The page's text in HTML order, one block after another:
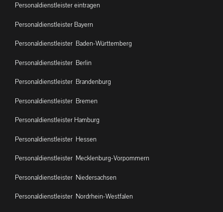
Personaldienstleister eintragen
Personaldienstleister Bayern
Personaldienstleister Baden-Württemberg
Personaldienstleister Berlin
Personaldienstleister Brandenburg
Personaldienstleister Bremen
Personaldienstleister Hamburg
Personaldienstleister Hessen
Personaldienstleister Mecklenburg-Vorpommern
Personaldienstleister Niedersachsen
Personaldienstleister Nordrhein-Westfalen